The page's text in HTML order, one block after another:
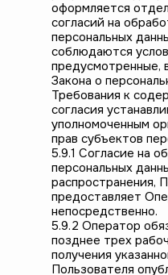
оформляется
согласий на
персональных
соблюдаются
предусмотренные,
Закона о
Требования к
согласия
уполномоченным
прав субъектов
5.9.1 Согласие на
персональных
распространения,
предоставляет
непосредственно.
5.9.2 Оператор
позднее трех
получения
Пользователя